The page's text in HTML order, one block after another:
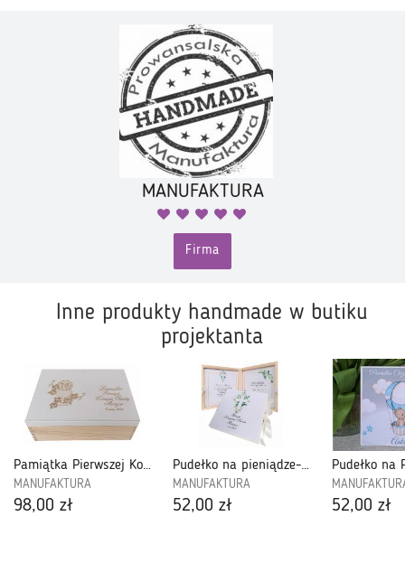
MANUFAKTURA
Firma
Inne produkty handmade w butiku
projektanta
Pamiątka Pierwszej Komunii Świętej- PK3PBN08
MANUFAKTURA
98,00 zł
Pudełko na pieniądze-Komunia Święta-PPK07
MANUFAKTURA
52,00 zł 52,00 zł